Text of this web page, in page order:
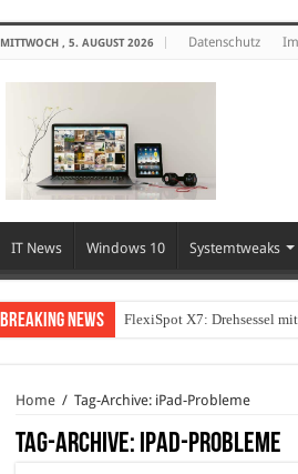
MITTWOCH , 5. AUGUST 2026 Datenschutz
IT News Windows 10 Systemtweaks
Breaking News FlexiSpot X7: Drehsessel
Home / Tag-Archive: iPad-Probleme
Tag-Archive: iPad-Probleme